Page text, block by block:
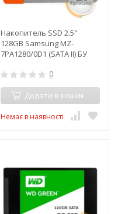
Накопитель SSD 2.5"
128GB Samsung MZ-
7PA1280/0D1 (SATA II) БУ
0
Додати в кошик
Немає в наявності